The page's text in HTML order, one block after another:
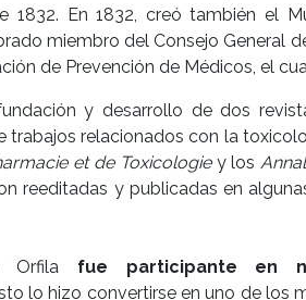
1832. En 1832, creó también el
miembro del Consejo General
de Prevención de Médicos, el
y desarrollo de dos
trabajos relacionados con la
et de Toxicologiey los
reeditadas y publicadas en
Orfila fue participante en
lo hizo convertirse en uno de los